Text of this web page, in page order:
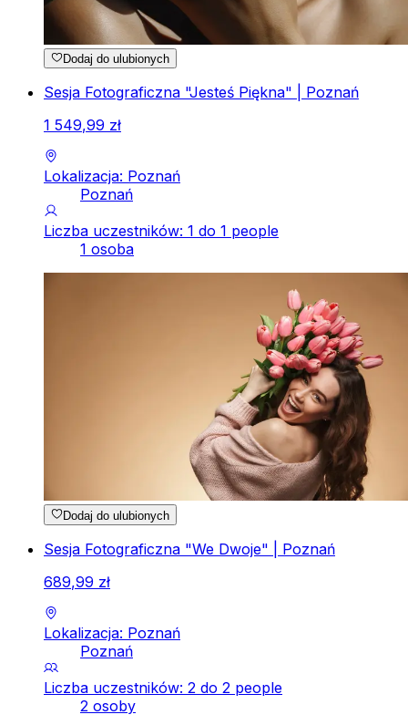
Dodaj do ulubionych
Sesja Fotograficzna "Jesteś Piękna" | Poznań
1 549,99 zł
Lokalizacja: Poznań
Poznań
Liczba uczestników: 1 do 1 people
1 osoba
Dodaj do ulubionych
Sesja Fotograficzna "We Dwoje" | Poznań
689,99 zł
Lokalizacja: Poznań
Poznań
Liczba uczestników: 2 do 2 people
2 osoby